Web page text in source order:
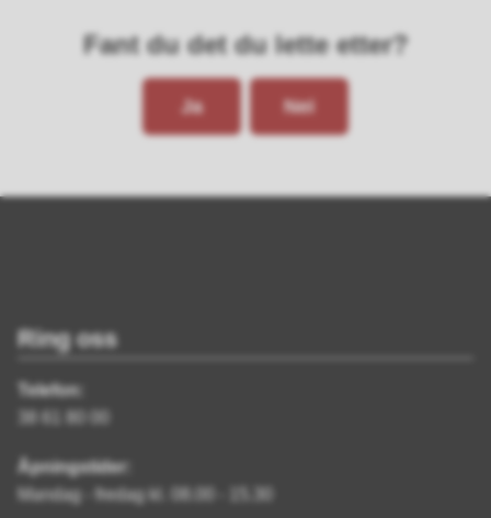
Fant du det du lette etter?
Ja Nei
Ring oss
Telefon:
Åpningstider:
Mandag - fredag kl. 08.00 - 15.30